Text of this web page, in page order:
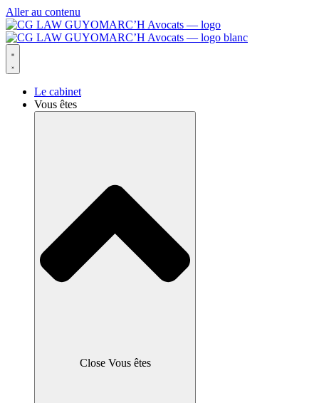
Aller au contenu
Le cabinet
Vous êtes
Close Vous êtes